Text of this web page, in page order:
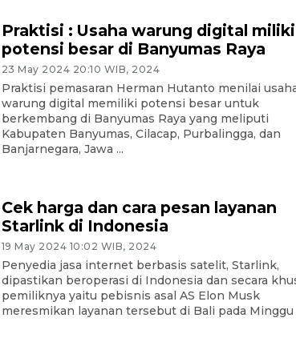
Praktisi : Usaha warung digital miliki
potensi besar di Banyumas Raya
23 May 2024 20:10 WIB, 2024
Praktisi pemasaran Herman Hutanto menilai
warung digital memiliki potensi besar untuk
berkembang di Banyumas Raya yang meliputi
Kabupaten Banyumas, Cilacap, Purbalingga, dan
Banjarnegara, Jawa ...
Cek harga dan cara pesan layanan
Starlink di Indonesia
19 May 2024 10:02 WIB, 2024
Penyedia jasa internet berbasis satelit, Starlink,
dipastikan beroperasi di Indonesia dan secara
pemiliknya yaitu pebisnis asal AS Elon Musk
meresmikan layanan tersebut di Bali pada Minggu